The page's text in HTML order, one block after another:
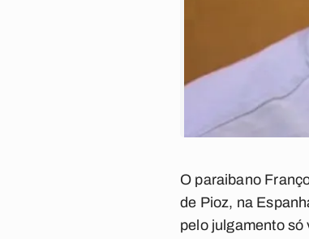
O paraibano
de Pioz, na
pelo julgamento só